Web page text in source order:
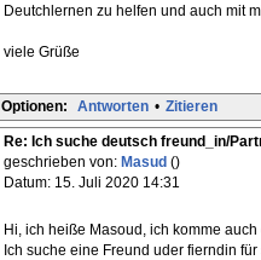
Deutchlernen zu helfen und auch mit
viele Grüße
Optionen: Antworten • Zitieren
Re: Ich suche deutsch freund_in/
geschrieben von: Masud ()
Datum: 15. Juli 2020 14:31
Hi, ich heiße Masoud, ich komme auch
Ich suche eine Freund uder fierndin